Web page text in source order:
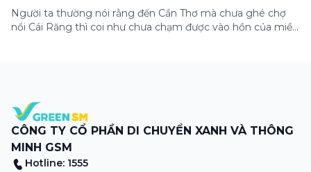
Người ta thường nói rằng đến Cần Thơ mà chưa ghé chợ
nổi Cái Răng thì coi như chưa chạm được vào hồn của miền
CÔNG TY CỔ PHẦN DI CHUYỂN XANH VÀ THÔNG
MINH GSM
Hotline: 1555